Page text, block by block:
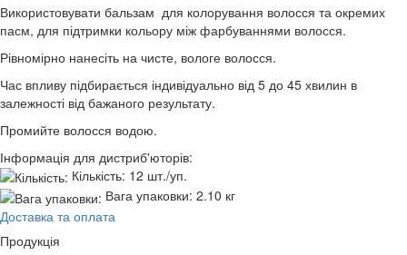
Використовувати бальзам для колорування волосся та окремих
пасм, для підтримки кольору між фарбуваннями волосся.
Рівномірно нанесіть на чисте, вологе волосся.
Час впливу підбирається індивідуально від 5 до 45 хвилин в
залежності від бажаного результату.
Промийте волосся водою.
Інформація для дистриб'юторів:
Кількість: 12 шт./уп.
Вага упаковки: 2.10 кг
Доставка та оплата
Продукція